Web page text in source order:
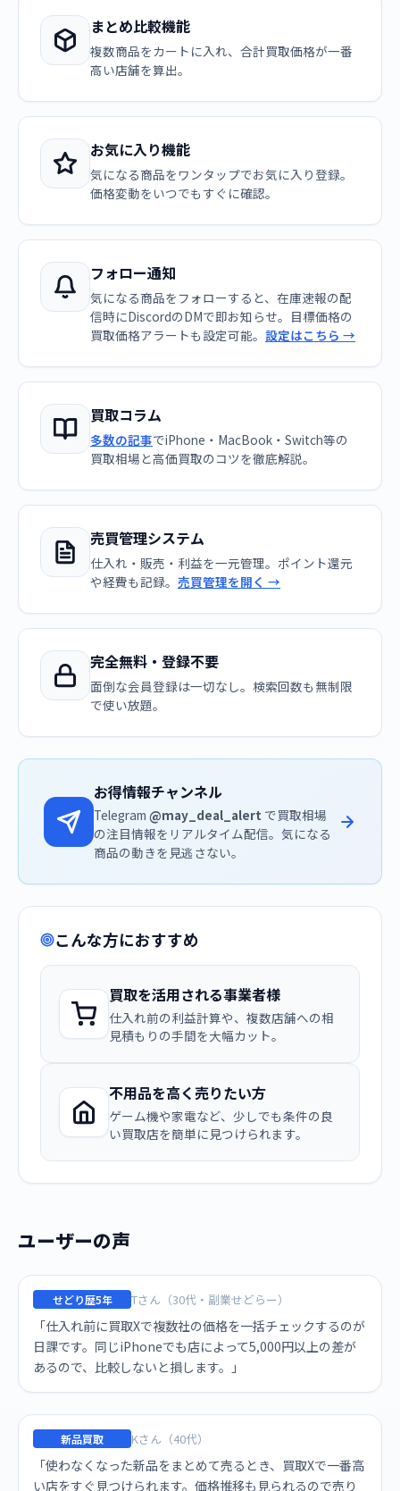
まとめ比較機能
複数商品をカートに入れ、合計買取価格が一番
高い店舗を算出。
お気に入り機能
気になる商品をワンタップでお気に入り登録。
価格変動をいつでもすぐに確認。
フォロー通知
気になる商品をフォローすると、在庫速報の配
信時にDiscordのDMで即お知らせ。目標価格の
買取価格アラートも設定可能。 設定はこちら →
買取コラム
多数の記事でiPhone・MacBook・Switch等の
買取相場と高価買取のコツを徹底解説。
売買管理システム
仕入れ・販売・利益を一元管理。ポイント還元
や経費も記録。 売買管理を開く →
完全無料・登録不要
面倒な会員登録は一切なし。検索回数も無制限
で使い放題。
お得情報チャンネル
Telegram @may_deal_alert で買取相場
の注目情報をリアルタイム配信。気になる
商品の動きを見逃さない。
こんな方におすすめ
買取を活用される事業者様
仕入れ前の利益計算や、複数店舗への相
見積もりの手間を大幅カット。
不用品を高く売りたい方
ゲーム機や家電など、少しでも条件の良
い買取店を簡単に見つけられます。
ユーザーの声
せどり歴5年 Tさん（30代・副業せどらー）
「仕入れ前に買取Xで複数社の価格を一括チェックするのが
日課です。同じiPhoneでも店によって5,000円以上の差が
あるので、比較しないと損します。」
新品買取 Kさん（40代）
「使わなくなった新品をまとめて売るとき、買取Xで一番高
い店をすぐ見つけられます。価格推移も見られるので売り